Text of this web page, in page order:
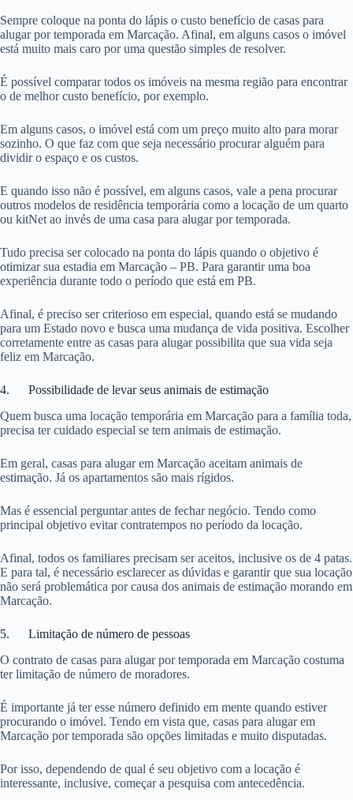
Sempre coloque na ponta do lápis o custo benefício de casas para
alugar por temporada em Marcação. Afinal, em alguns casos o imóvel
está muito mais caro por uma questão simples de resolver.
É possível comparar todos os imóveis na mesma região para encontrar
o de melhor custo benefício, por exemplo.
Em alguns casos, o imóvel está com um preço muito alto para morar
sozinho. O que faz com que seja necessário procurar alguém para
dividir o espaço e os custos.
E quando isso não é possível, em alguns casos, vale a pena procurar
outros modelos de residência temporária como a locação de um quarto
ou kitNet ao invés de uma casa para alugar por temporada.
Tudo precisa ser colocado na ponta do lápis quando o objetivo é
otimizar sua estadia em Marcação – PB. Para garantir uma boa
experiência durante todo o período que está em PB.
Afinal, é preciso ser criterioso em especial, quando está se mudando
para um Estado novo e busca uma mudança de vida positiva. Escolher
corretamente entre as casas para alugar possibilita que sua vida seja
feliz em Marcação.
4. Possibilidade de levar seus animais de estimação
Quem busca uma locação temporária em Marcação para a família toda,
precisa ter cuidado especial se tem animais de estimação.
Em geral, casas para alugar em Marcação aceitam animais de
estimação. Já os apartamentos são mais rígidos.
Mas é essencial perguntar antes de fechar negócio. Tendo como
principal objetivo evitar contratempos no período da locação.
Afinal, todos os familiares precisam ser aceitos, inclusive os de 4 patas.
E para tal, é necessário esclarecer as dúvidas e garantir que sua locação
não será problemática por causa dos animais de estimação morando em
Marcação.
5. Limitação de número de pessoas
O contrato de casas para alugar por temporada em Marcação costuma
ter limitação de número de moradores.
É importante já ter esse número definido em mente quando estiver
procurando o imóvel. Tendo em vista que, casas para alugar em
Marcação por temporada são opções limitadas e muito disputadas.
Por isso, dependendo de qual é seu objetivo com a locação é
interessante, inclusive, começar a pesquisa com antecedência.